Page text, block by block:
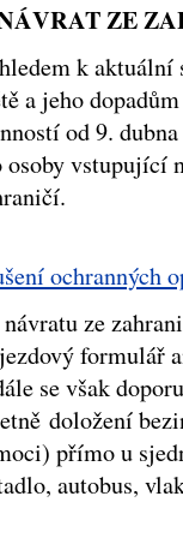
ZE
k aktuální
a jeho
od 9.
osoby vstupující
ochranných
ze
formulář
se však
doložení
přímo u
autobus,